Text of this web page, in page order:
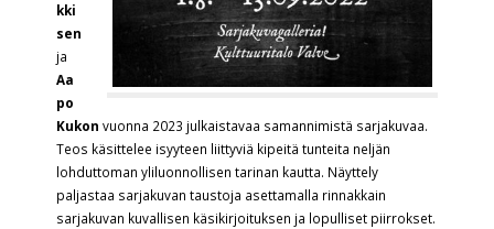
kki
sen
ja
Aa
po
Kukon vuonna 2023 julkaistavaa samannimistä sarjakuvaa.
Teos käsittelee isyyteen liittyviä kipeitä tunteita neljän
lohduttoman yliluonnollisen tarinan kautta. Näyttely
paljastaa sarjakuvan taustoja asettamalla rinnakkain
sarjakuvan kuvallisen käsikirjoituksen ja lopulliset piirrokset.